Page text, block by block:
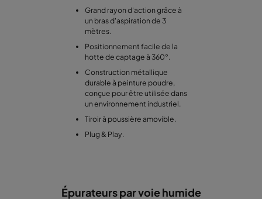
Grand rayon d'action grâce à
un bras d'aspiration de 3
mètres.
Positionnement facile de la
hotte de captage à 360°.
Construction métallique
durable à peinture poudre,
conçue pour être utilisée dans
un environnement industriel.
Tiroir à poussière amovible.
Plug & Play.
Épurateurs par voie humide